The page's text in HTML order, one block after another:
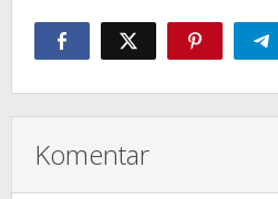
Komentar